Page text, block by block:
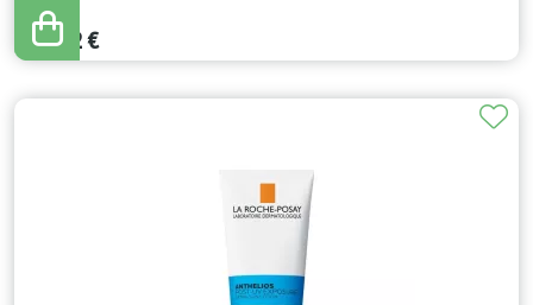
20,65
16,52€